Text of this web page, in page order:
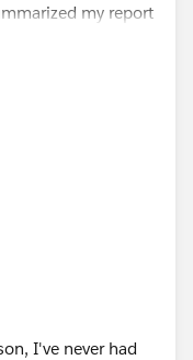
my report
be able to
I've never had